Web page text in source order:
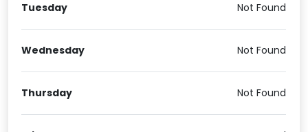
Tuesday Not Found
Wednesday Not Found
Thursday Not Found